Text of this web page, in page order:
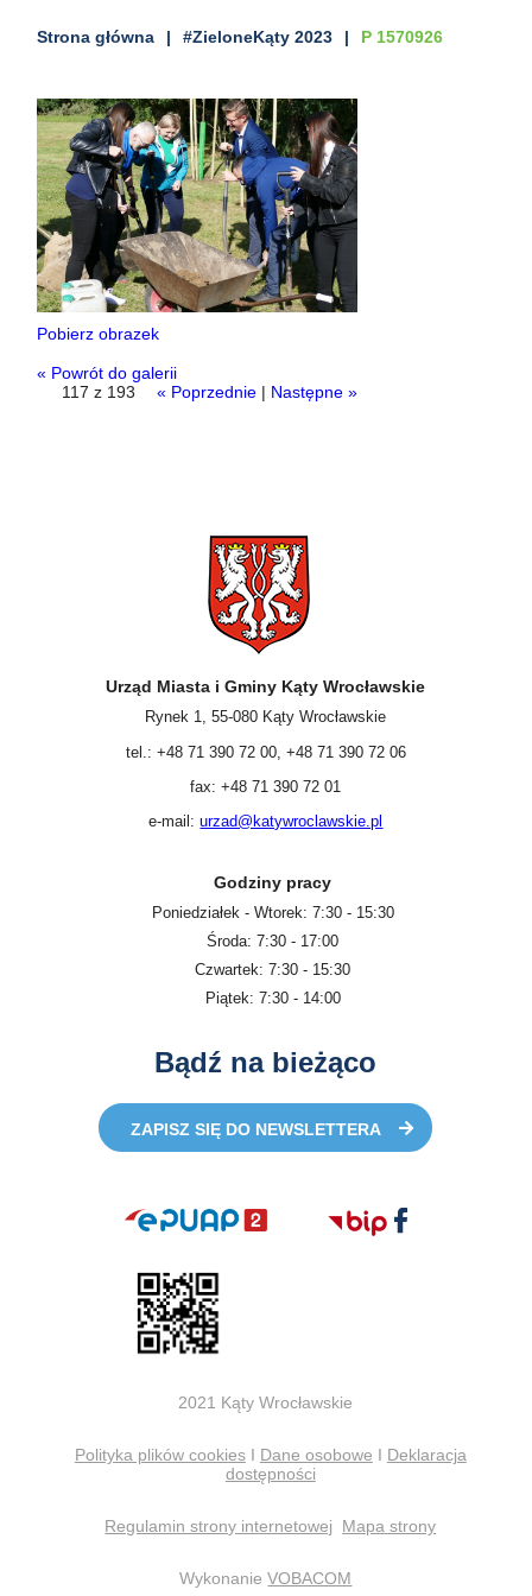
Strona główna #ZieloneKąty 2023 P 1570926
Pobierz obrazek
« Powrót do galerii
117 z 193
« Poprzednie | Następne »
Urząd Miasta i Gminy Kąty Wrocławskie
Rynek 1, 55-080 Kąty Wrocławskie
tel.: +48 71 390 72 00, +48 71 390 72 06
fax: +48 71 390 72 01
e-mail:urzad@katywroclawskie.pl
Godziny pracy
Poniedziałek - Wtorek: 7:30 - 15:30
Środa: 7:30 - 17:00
Czwartek: 7:30 - 15:30
Piątek: 7:30 - 14:00
Bądź na bieżąco
ZAPISZ SIĘ DO NEWSLETTERA
2021 Kąty Wrocławskie
Polityka plików cookiesI Dane osobowe I Deklaracja
dostępności
Regulamin strony internetowej Mapa strony
WykonanieVOBACOM